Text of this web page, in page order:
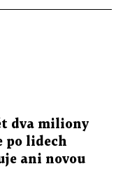
dva miliony
po lidech
ani novou